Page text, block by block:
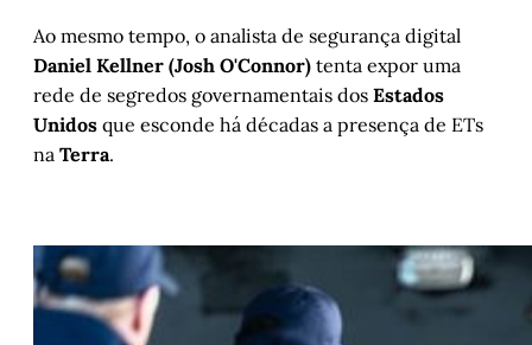
Ao mesmo tempo, o analista de segurança digital
Daniel Kellner (Josh O'Connor) tenta expor uma
rede de segredos governamentais dos Estados
Unidos que esconde há décadas a presença de ETs
na Terra.